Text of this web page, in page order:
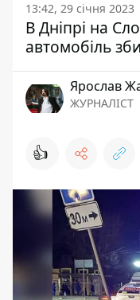
13:42, 29 січня 2023
В Дніпрі на
автомобіль
Ярослав
ЖУРНАЛІСТ
👍